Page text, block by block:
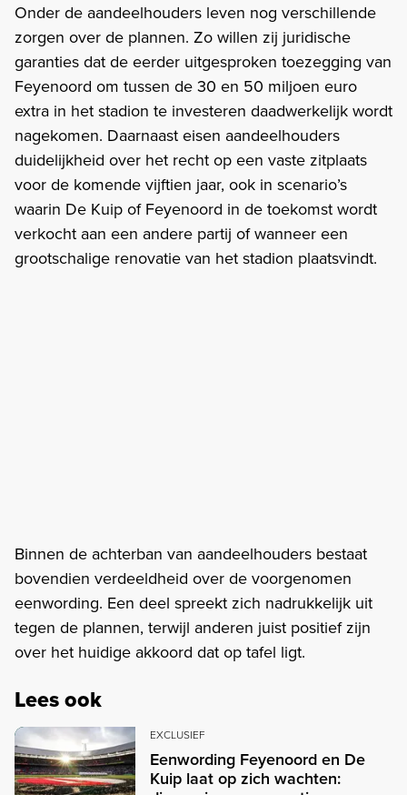
Onder de aandeelhouders leven nog verschillende
zorgen over de plannen. Zo willen zij juridische
garanties dat de eerder uitgesproken toezegging van
Feyenoord om tussen de 30 en 50 miljoen euro
extra in het stadion te investeren daadwerkelijk wordt
nagekomen. Daarnaast eisen aandeelhouders
duidelijkheid over het recht op een vaste zitplaats
voor de komende vijftien jaar, ook in scenario’s
waarin De Kuip of Feyenoord in de toekomst wordt
verkocht aan een andere partij of wanneer een
grootschalige renovatie van het stadion plaatsvindt.
Binnen de achterban van aandeelhouders bestaat
bovendien verdeeldheid over de voorgenomen
eenwording. Een deel spreekt zich nadrukkelijk uit
tegen de plannen, terwijl anderen juist positief zijn
over het huidige akkoord dat op tafel ligt.
Lees ook
EXCLUSIEF
Eenwording Feyenoord en De
Kuip laat op zich wachten: